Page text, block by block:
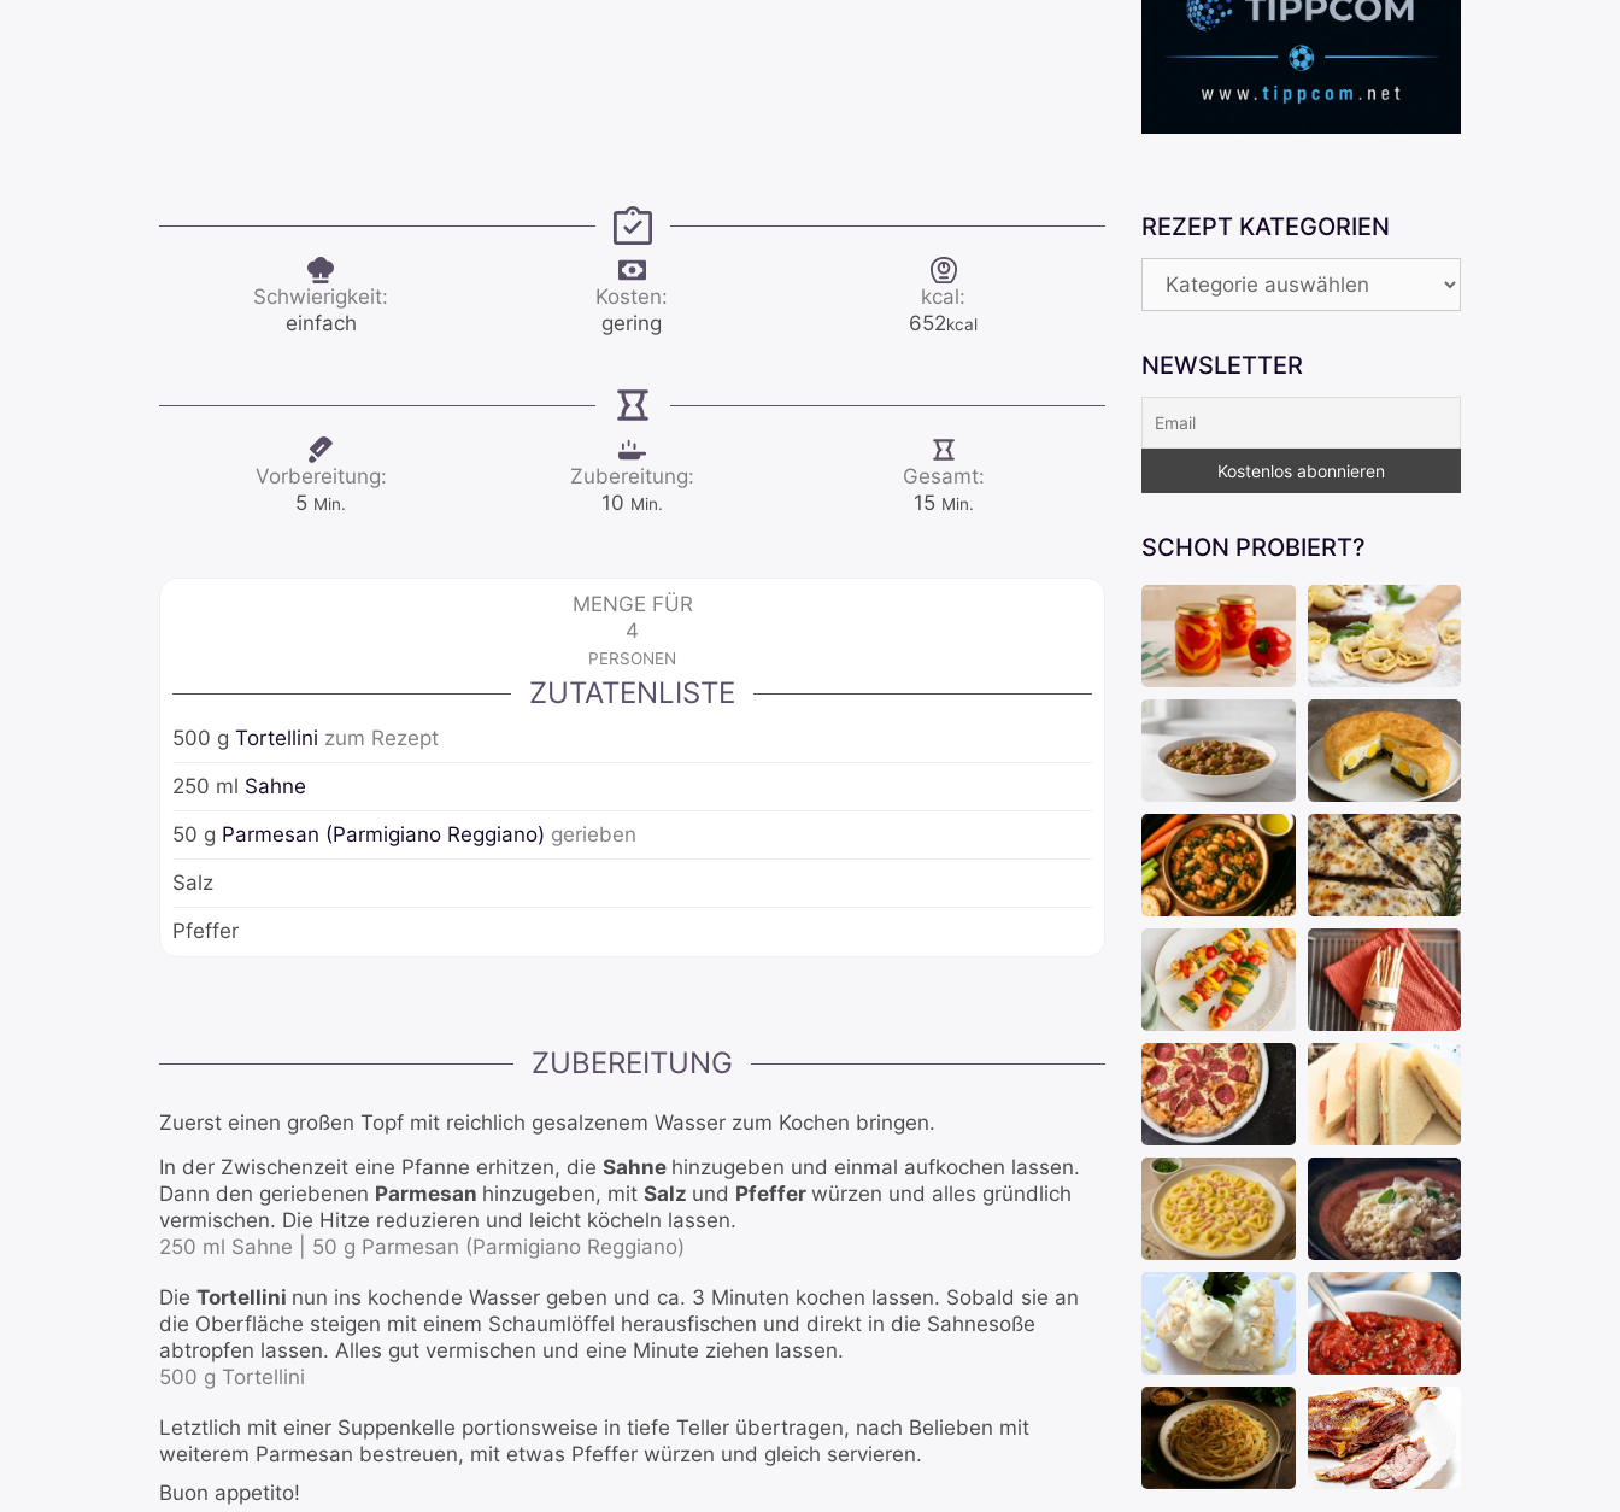
Schwierigkeit:
einfach
Kosten:
gering
kcal:
652kcal
Vorbereitung:
5Minuten
Min.
Zubereitung:
10Minuten
Min.
Gesamt:
15Minuten
Min.
MENGE FÜR
4
PERSONEN
ZUTATENLISTE
500 g Tortellini zum Rezept
250 ml Sahne
50 g Parmesan (Parmigiano Reggiano) gerieben
Salz
Pfeffer
ZUBEREITUNG
Zuerst einen großen Topf mit reichlich gesalzenem Wasser zum Kochen bringen.
In der Zwischenzeit eine Pfanne erhitzen, die Sahne hinzugeben und einmal aufkochen lassen.
Dann den geriebenen Parmesan hinzugeben, mit Salz und Pfeffer würzen und alles gründlich
vermischen. Die Hitze reduzieren und leicht köcheln lassen.
250 ml Sahne |
50 g Parmesan (Parmigiano Reggiano)
Die Tortellini nun ins kochende Wasser geben und ca. 3 Minuten kochen lassen. Sobald sie an
die Oberfläche steigen mit einem Schaumlöffel herausfischen und direkt in die Sahnesoße
abtropfen lassen. Alles gut vermischen und eine Minute ziehen lassen.
500 g Tortellini
Letztlich mit einer Suppenkelle portionsweise in tiefe Teller übertragen, nach Belieben mit
weiterem Parmesan bestreuen, mit etwas Pfeffer würzen und gleich servieren.
Buon appetito!
REZEPT KATEGORIEN
REZEPT
KATEGORIEN
NEWSLETTER
SCHON PROBIERT?